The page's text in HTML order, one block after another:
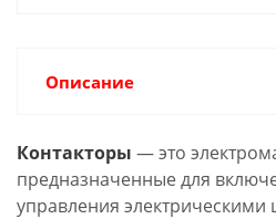
Описание
Контакторы — это
предназначенные для
управления